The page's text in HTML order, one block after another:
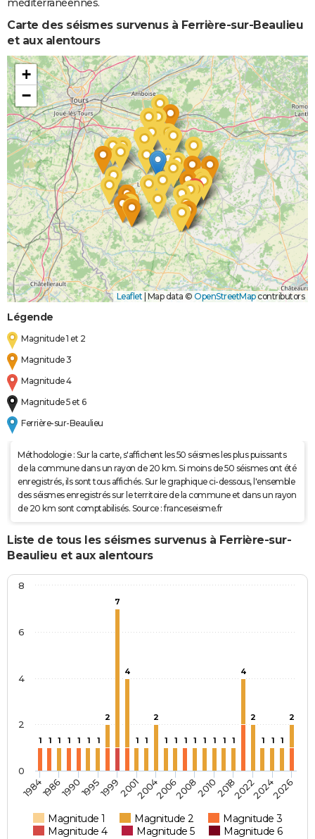
méditerranéennes.
Carte des séismes survenus à Ferrière-sur-Beaulieu
et aux alentours
+
−
Leaflet Map data © OpenStreetMapcontributors
Légende
Magnitude 1 et 2
Magnitude 3
Magnitude 4
Magnitude 5 et 6
Ferrière-sur-Beaulieu
Méthodologie : Sur la carte, s'affichent les 50 séismes les plus puissants
de la commune dans un rayon de 20 km. Si moins de 50 séismes ont été
enregistrés, ils sont tous affichés. Sur le graphique ci-dessous, l'ensemble
des séismes enregistrés sur le territoire de la commune et dans un rayon
de 20 km sont comptabilisés. Source : franceseisme.fr
Liste de tous les séismes survenus à Ferrière-sur-
Beaulieu et aux alentours
1 1 1 1 1 1 1
2
7
4
1 1
2
1 1 1 1 1 1 1 1
4
2
1 1 1
2
Magnitude 1 Magnitude 2
Magnitude 3
Magnitude 4
Magnitude 5 Magnitude 6
19841986199019951999200120042006200820102018202220242026
0
2
4
6
8